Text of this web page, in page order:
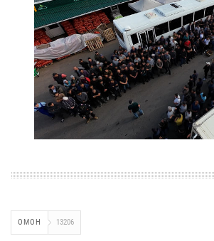
ОМОН 13206